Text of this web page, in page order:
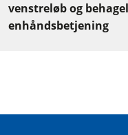
venstreløb og
enhåndsbetjening